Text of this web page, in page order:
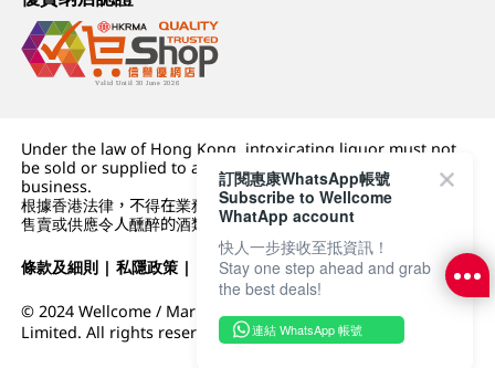
Under the law of Hong Kong, intoxicating liquor must not
be sold or supplied to a minor (under 18) in the course of
business.
根據香港法律，不得在業務過程中，向未成年人 (18 歲以下人士)
售賣或供應令人醺醉的酒類。
條款及細則 |私隱政策 | DFI零售集團
© 2024 Wellcome / Market Place. The Dairy Farm Company
Limited. All rights reserved.
訂閱惠康WhatsApp帳號
Subscribe to Wellcome
WhatApp account
快人一步接收至抵資訊！
Stay one step ahead and grab
the best deals!
連結 WhatsApp 帳號